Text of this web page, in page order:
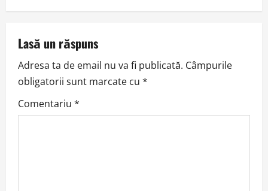
v
i
g
a
Lasă un răspuns
Adresa ta de email nu va fi publicată. Câmpurile
obligatorii sunt marcate cu *
Comentariu *